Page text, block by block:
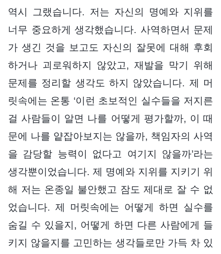
역시 그랬습니다. 저는 자신의 명예와 지위를
너무 중요하게 생각했습니다. 사역하면서 문제
가 생긴 것을 보고도 자신의 잘못에 대해 후회
하거나 괴로워하지 않았고, 재발을 막기 위해
문제를 정리할 생각도 하지 않았습니다. 제 머
릿속에는 온통 ‘이런 초보적인 실수들을 저지른
걸 사람들이 알면 나를 어떻게 평가할까, 이 때
문에 나를 얕잡아보지는 않을까, 책임자의 사역
을 감당할 능력이 없다고 여기지 않을까’라는
생각뿐이었습니다. 제 명예와 지위를 지키기 위
해 저는 온종일 불안했고 잠도 제대로 잘 수 없
었습니다. 제 머릿속에는 어떻게 하면 실수를
숨길 수 있을지, 어떻게 하면 다른 사람에게 들
키지 않을지를 고민하는 생각들로만 가득 차 있